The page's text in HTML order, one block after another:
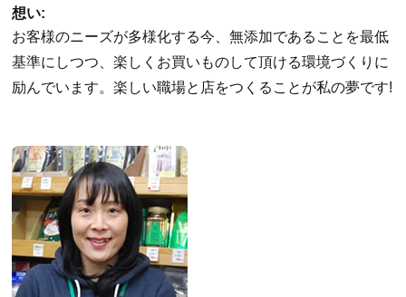
想い:
お客様のニーズが多様化する今、無添加であることを最低
基準にしつつ、楽しくお買いものして頂ける環境づくりに
励んでいます。楽しい職場と店をつくることが私の夢です!